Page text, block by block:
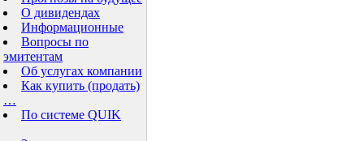
О дивидендах
Информационные
Вопросы по
эмитентам
Об услугах компании
Как купить (продать)
…
По системе QUIK